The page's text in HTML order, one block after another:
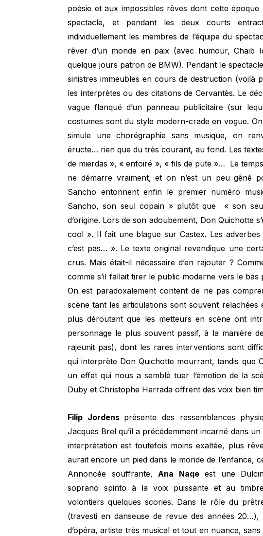
poésie et aux impossibles rêves dont cette
spectacle, et pendant les deux courts
individuellement les membres de l’équipe du
rêver d’un monde en paix (avec humour, Chaib
quelque jours patron de BMW). Pendant le
sinistres immeubles en cours de destruction (voilà
les interprètes ou des citations de Cervantès. Le
vague flanqué d’un panneau publicitaire (sur
costumes sont du style modern-crade en vogue.
simule une chorégraphie sans musique, on
éructe… rien que du très courant, au fond. Les
de mierdas », « enfoiré », « fils de pute »… Le
ne démarre vraiment, et on n’est un peu gêné
Sancho entonnent enfin le premier numéro
Sancho, son seul copain » plutôt que « son
d’origine. Lors de son adoubement, Don Quichotte
cool ». Il fait une blague sur Castex. Les
c’est pas… ». Le texte original revendique une
crus. Mais était-il nécessaire d’en rajouter ?
comme s’il fallait tirer le public moderne vers le
On est paradoxalement content de ne pas
scène tant les articulations sont souvent relachées
plus déroutant que les metteurs en scène ont
personnage le plus souvent passif, à la manière
rajeunit pas), dont les rares interventions sont
qui interprète Don Quichotte mourrant, tandis que
un effet qui nous a semblé tuer l’émotion de la
Duby et Christophe Herrada offrent des voix bien
Filip Jordens présente des ressemblances
Jacques Brel qu’il a précédemment incarné dans
interprétation est toutefois moins exaltée, plus
aurait encore un pied dans le monde de l’enfance,
Annoncée souffrante,Ana Naqe est une
soprano spinto à la voix puissante et au
volontiers quelques scories. Dans le rôle du
(travesti en danseuse de revue des années 20…),
d’opéra, artiste très musical et tout en nuance,